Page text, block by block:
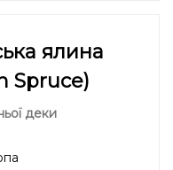
ялина
Spruce)
деки